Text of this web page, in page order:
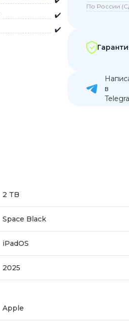
Зарядные устройства
Внешние аккумуляторы
Автомобильные держатели
✔️
✔️
По России
в
2 TB
Space Black
iPadOS
2025
Apple